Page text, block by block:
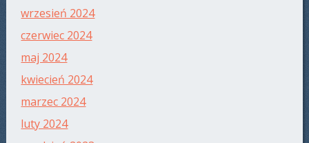
wrzesień 2024
czerwiec 2024
maj 2024
kwiecień 2024
marzec 2024
luty 2024